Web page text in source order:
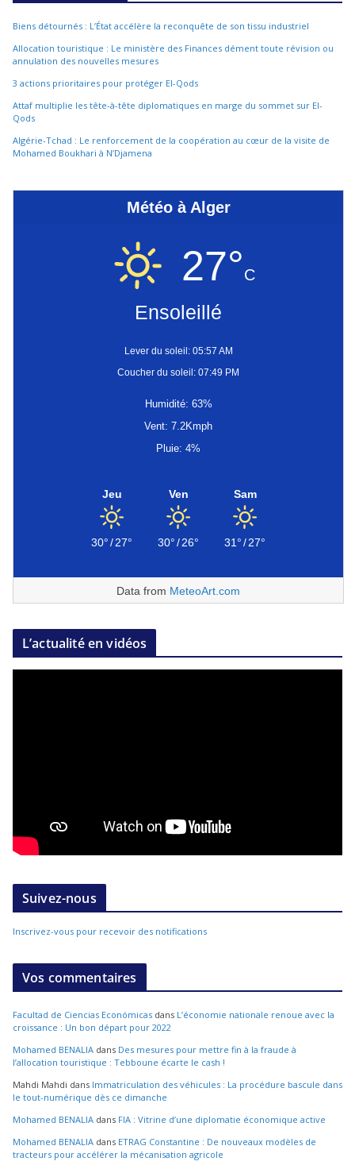
Biens détournés : L’État accélère la reconquête de son tissu industriel
Allocation touristique : Le ministère des Finances dément toute révision ou
annulation des nouvelles mesures
3 actions prioritaires pour protéger El-Qods
Attaf multiplie les tête-à-tête diplomatiques en marge du sommet sur El-
Qods
Algérie-Tchad : Le renforcement de la coopération au cœur de la visite de
Mohamed Boukhari à N’Djamena
Météo à Alger
27°C
Ensoleillé
Lever du soleil: 05:57 AM
Coucher du soleil: 07:49 PM
Humidité: 63%
Vent: 7.2Kmph
Pluie: 4%
Jeu
30°/27°
Ven
30°/26°
Sam
31°/27°
Data from MeteoArt.com
L’actualité en vidéos
Suivez-nous
Inscrivez-vous pour recevoir des notifications
Vos commentaires
Facultad de Ciencias Económicas dans L’économie nationale renoue avec la
croissance : Un bon départ pour 2022
Mohamed BENALIA dans Des mesures pour mettre fin à la fraude à
l’allocation touristique : Tebboune écarte le cash !
Mahdi Mahdi dans Immatriculation des véhicules : La procédure bascule dans
le tout-numérique dès ce dimanche
Mohamed BENALIA dans FIA : Vitrine d’une diplomatie économique active
Mohamed BENALIA dans ETRAG Constantine : De nouveaux modèles de
tracteurs pour accélérer la mécanisation agricole